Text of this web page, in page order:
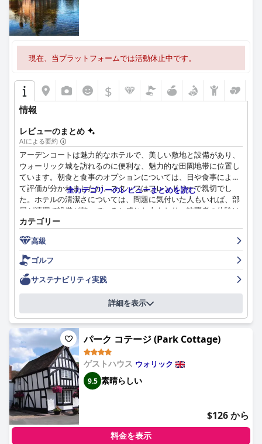
現在、当プラットフォームでは活動休止中です。
$
情報
レビューのまとめ
AIによる要約
アーデンコートは魅力的なホテルで、美しい敷地と設備があり、
ウォーリック城を訪れるのに便利な、魅力的な田園地帯に位置し
ています。朝食と食事のオプションについては、日や食事によっ
て評価が分かれましたが、スタッフはフレンドリーで親切でし
た。ホテルの清潔さについては、問題に気付いた人もいれば、部
屋が清潔で設備が整っていると感じた人もおり、訪問者の体験は
様々でした。スパは、サービスに関する不満がいくつかあったに
もかかわらず、多くのゲストに好評で、プールも人気がありまし
たが、一部は冷たくて汚れていると報告されています。ホテルの
評価が常に4つ星にふさわしいとは限らないと感じたレビュー担
当者もいましたが、ほとんどの人は、ホテルが提供するものが多
い快適な目的地であることに同意しました。
全カテゴリーのレビューまとめを読む
カテゴリー
高級
ゴルフ
サステナビリティ実践
詳細を表示
パーク コテージ (Park Cottage)
ゲストハウス ウォリック
9.5 素晴らしい
$126 から
料金を表示